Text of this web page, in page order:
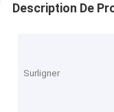
Description De
Surligner